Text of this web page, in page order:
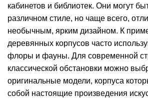
кабинетов и библиотек. Они могут
различном стиле, но чаще всего,
необычным, ярким дизайном. К
деревянных корпусов часто
флоры и фауны. Для современной
классической обстановки можно
оригинальные модели, корпуса
собой настоящие произведения